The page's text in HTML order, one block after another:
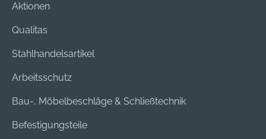
Aktionen
Qualitas
Stahlhandelsartikel
Arbeitsschutz
Bau-, Möbelbeschläge & Schließtechnik
Befestigungsteile